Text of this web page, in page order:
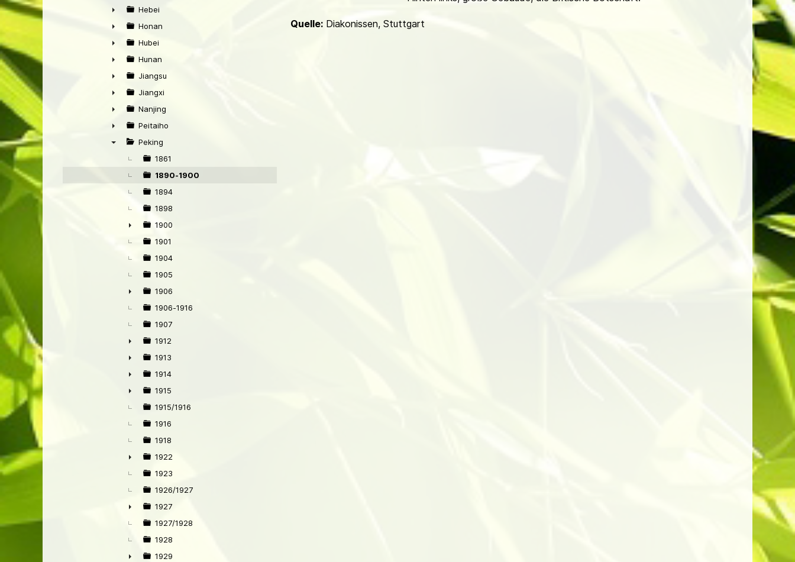
►
►
Hebei
►
Honan
►
Hubei
►
Hunan
►
Jiangsu
►
Jiangxi
►
Nanjing
►
Peitaiho
Peking
1861
1890-1900
1894
1898
►
1900
1901
1904
1905
►
1906
1906-1916
1907
►
1912
►
1913
►
1914
►
1915
1915/1916
1916
1918
►
1922
1923
1926/1927
►
1927
1927/1928
1928
1929
Quelle:Diakonissen, Stuttgart